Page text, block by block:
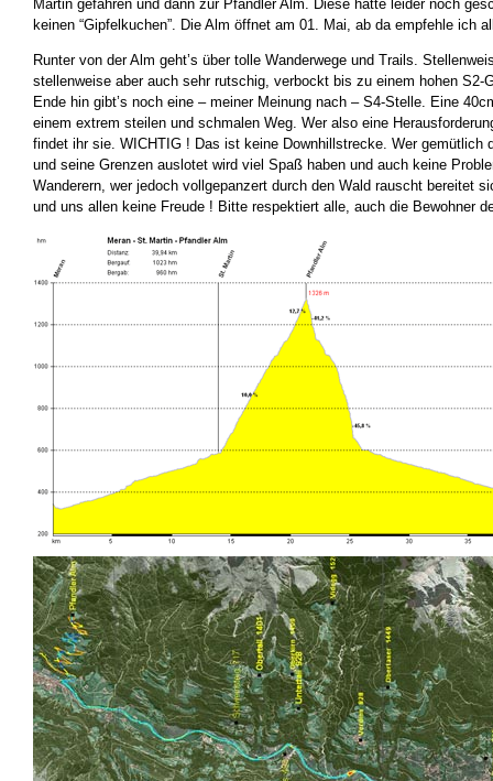
Martin gefahren und dann zur Pfandler Alm. Diese hatte leider noch
keinen “Gipfelkuchen”. Die Alm öffnet am 01. Mai, ab da empfehle ich
Runter von der Alm geht’s über tolle Wanderwege und Trails.
stellenweise aber auch sehr rutschig, verbockt bis zu einem hohen S2-
Ende hin gibt’s noch eine – meiner Meinung nach – S4-Stelle. Eine
einem extrem steilen und schmalen Weg. Wer also eine
findet ihr sie. WICHTIG ! Das ist keine Downhillstrecke. Wer gemütlich
und seine Grenzen auslotet wird viel Spaß haben und auch keine
Wanderern, wer jedoch vollgepanzert durch den Wald rauscht bereitet
und uns allen keine Freude ! Bitte respektiert alle, auch die Bewohner